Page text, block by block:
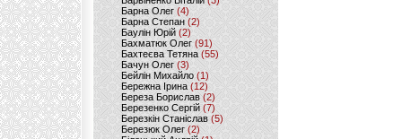
Барна Олег (4)
Барна Степан (2)
Баулін Юрій (2)
Бахматюк Олег (91)
Бахтеєва Тетяна(55)
Бачун Олег (3)
Бейлін Михайло (1)
Бережна Ірина(12)
Береза Борислав(2)
Березенко Сергій (7)
Березкін Станіслав (5)
Березюк Олег(2)